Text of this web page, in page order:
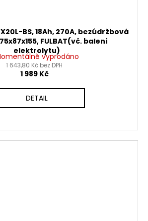
BS, 18Ah, 270A, bezúdržbová
FULBAT(vč. balení
elektrolytu)
vyprodáno
1 643,80 Kč bez DPH
1 989 Kč
DETAIL